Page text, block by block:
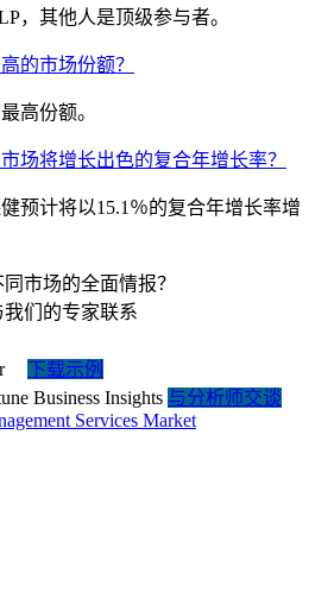
，其他人是顶级参与者。
的市场份额？
高份额。
场将增长出色的复合年增长率？
预计将以15.1％的复合年增长率增
市场的全面情报？
我们的专家联系
下载示例
与分析师交谈